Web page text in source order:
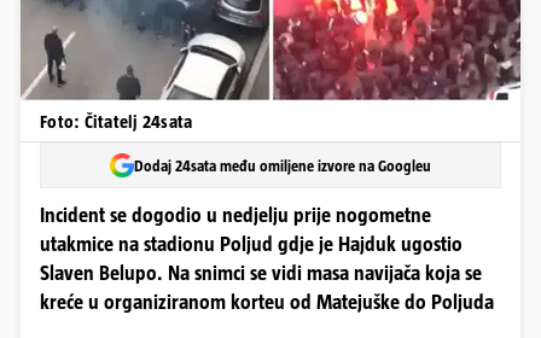
Foto: Čitatelj 24sata
Dodaj 24sata među omiljene izvore na Googleu
Incident se dogodio u nedjelju prije nogometne
utakmice na stadionu Poljud gdje je Hajduk ugostio
Slaven Belupo. Na snimci se vidi masa navijača koja se
kreće u organiziranom korteu od Matejuške do Poljuda